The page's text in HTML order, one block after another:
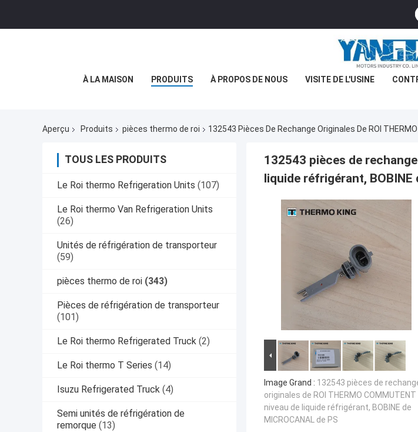
À LA MAISON PRODUITS À PROPOS DE NOUS VISITE DE L'USINE
Aperçu Produits pièces thermo de roi 132543 Pièces De Rechange Originales De ROI
TOUS LES PRODUITS
Le Roi thermo Refrigeration Units (107)
Le Roi thermo Van Refrigeration Units
(26)
Unités de réfrigération de transporteur
(59)
pièces thermo de roi (343)
Pièces de réfrigération de transporteur
(101)
Le Roi thermo Refrigerated Truck (2)
Le Roi thermo T Series (14)
Isuzu Refrigerated Truck (4)
Semi unités de réfrigération de
remorque (13)
132543 pièces de
liquide réfrigérant, BOBINE
Image Grand : 132543 pièces de
originales de ROI THERMO COMMUTENT
niveau de liquide réfrigérant, BOBINE de
MICROCANAL de PS